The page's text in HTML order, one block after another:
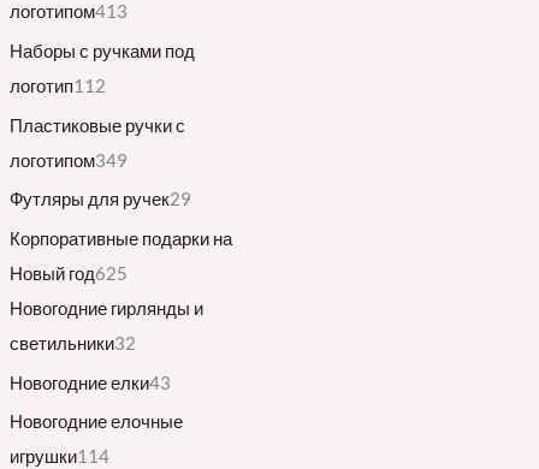
логотипом413
Наборы с ручками под
логотип112
Пластиковые ручки с
логотипом349
Футляры для ручек29
Корпоративные подарки на
Новый год625
Новогодние гирлянды и
светильники32
Новогодние елки43
Новогодние елочные
игрушки114